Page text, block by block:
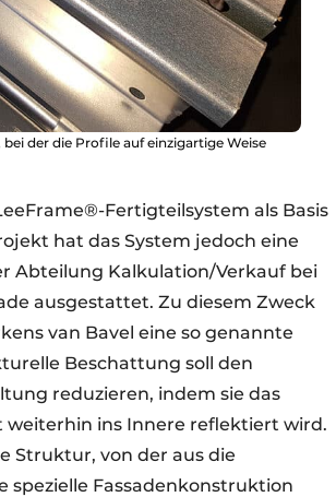
der die Profile auf einzigartige Weise
Fertigteilsystem als Basis
hat das System jedoch eine
Abteilung Kalkulation/Verkauf bei
ausgestattet. Zu diesem Zweck
van Bavel eine so genannte
Beschattung soll den
reduzieren, indem sie das
weiterhin ins Innere reflektiert wird.
Struktur, von der aus die
spezielle Fassadenkonstruktion